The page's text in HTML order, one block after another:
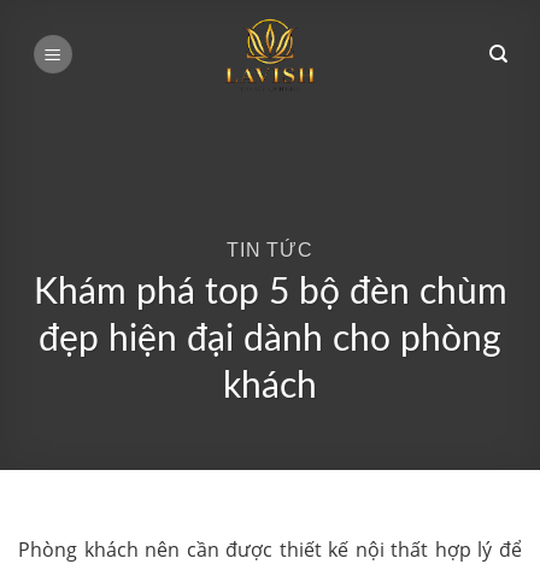
TIN TỨC
Khám phá top 5 bộ đèn chùm
đẹp hiện đại dành cho phòng
khách
Phòng khách nên cần được thiết kế nội thất hợp lý để